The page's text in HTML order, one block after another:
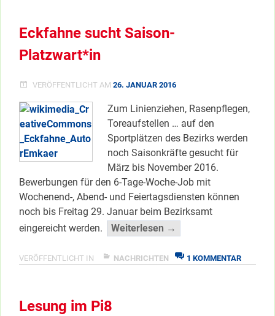
PATEN
Eckfahne sucht Saison-
Platzwart*in
VERÖFFENTLICHT AM 26. JANUAR 2016
Zum Linienziehen, Rasenpflegen,
Toreaufstellen … auf den
Sportplätzen des Bezirks werden
noch Saisonkräfte gesucht für
März bis November 2016.
Bewerbungen für den 6-Tage-Woche-Job mit
Wochenend-, Abend- und Feiertagsdiensten können
noch bis Freitag 29. Januar beim Bezirksamt
eingereicht werden.
Weiterlesen →
Saison-
VERÖFFENTLICHT IN NACHRICHTEN 1 KOMMENTARZU
Lesung im Pi8